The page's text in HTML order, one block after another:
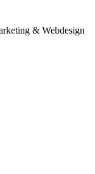
& Webdesign